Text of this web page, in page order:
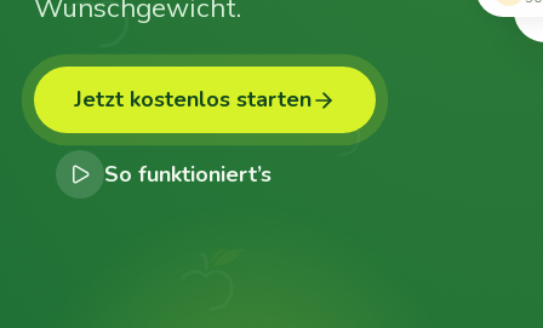
Wunschgewicht.
Jetzt kostenlos starten
So funktioniert’s